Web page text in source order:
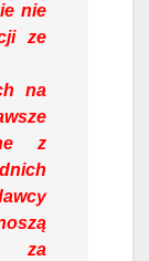
nie
ze
na
z
za